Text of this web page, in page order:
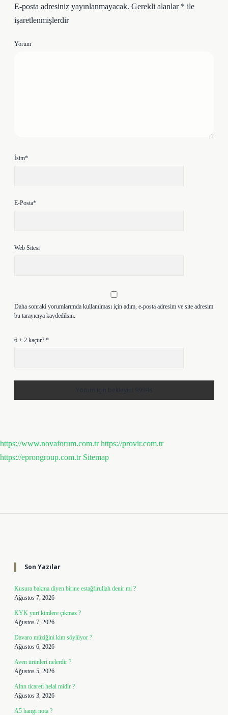
E-posta adresiniz yayınlanmayacak. Gerekli alanlar * ile
işaretlenmişlerdir
Yorum
İsim*
E-Posta*
Web Sitesi
Daha sonraki yorumlarımda kullanılması için adım, e-posta adresim ve site adresim
bu tarayıcıya kaydedilsin.
6 + 2 kaçtır? *
https://www.novaforum.com.tr https://provir.com.tr
https://eprongroup.com.tr Sitemap
Son Yazılar
Kusura bakma diyen birine estağfirullah denir mi ?
Ağustos 7, 2026
KYK yurt kimlere çıkmaz ?
Ağustos 7, 2026
Davaro müziğini kim söylüyor ?
Ağustos 6, 2026
Aven ürünleri nelerdir ?
Ağustos 5, 2026
Altın ticareti helal midir ?
Ağustos 3, 2026
A5 hangi nota ?